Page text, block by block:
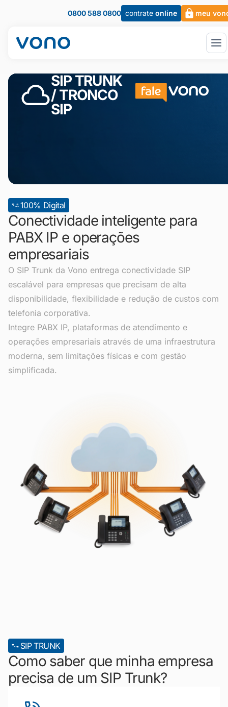
0800 588 0800 contrate online meu
SIP TRUNK
/ TRONCO
SIP
100% Digital
Conectividade inteligente para
PABX IP e operações
empresariais
O SIP Trunk da Vono entrega conectividade SIP
escalável para empresas que precisam de alta
disponibilidade, flexibilidade e redução de custos com
telefonia corporativa.
Integre PABX IP, plataformas de atendimento e
operações empresariais através de uma infraestrutura
moderna, sem limitações físicas e com gestão
simplificada.
SIP TRUNK
Como saber que minha empresa
precisa de um SIP Trunk?